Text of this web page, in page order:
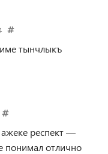
тынчлыкъ
ажеке респект —
понимал отлично